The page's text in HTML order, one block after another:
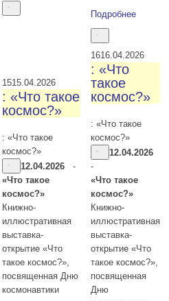
Подробнее
1515.04.2026
: «Что такое
космос?»
: «Что такое
космос?»
12.04.2026
-
«Что такое
космос?»
Книжно-
иллюстративная
выставка-
открытие «Что
такое космос?»,
посвященная Дню
космонавтики
1616.04.2026
: «Что
такое
космос?»
: «Что такое
космос?»
12.04.2026
-
«Что такое
космос?»
Книжно-
иллюстративная
выставка-
открытие «Что
такое космос?»,
посвященная
Дню